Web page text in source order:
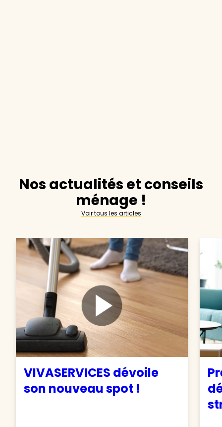
Nos actualités et conseils
ménage !
Voir tous les articles
VIVASERVICES dévoile
son nouveau spot !